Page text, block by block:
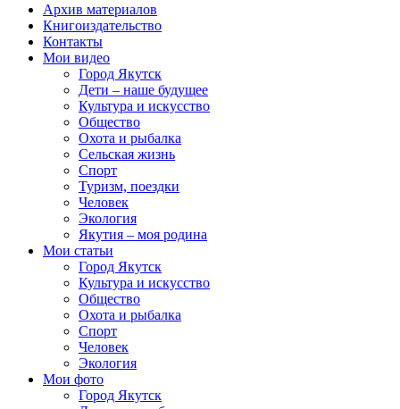
Архив материалов
Книгоиздательство
Контакты
Мои видео
Город Якутск
Дети – наше будущее
Культура и искусство
Общество
Охота и рыбалка
Сельская жизнь
Спорт
Туризм, поездки
Человек
Экология
Якутия – моя родина
Мои статьи
Город Якутск
Культура и искусство
Общество
Охота и рыбалка
Спорт
Человек
Экология
Мои фото
Город Якутск